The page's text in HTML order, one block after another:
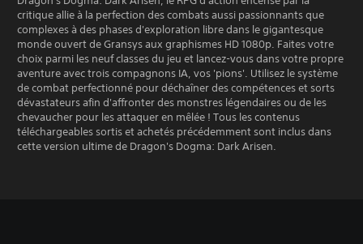
critique allie à la perfection des combats aussi passionnants que
complexes à des phases d'exploration libre dans le gigantesque
monde ouvert de Gransys aux graphismes HD 1080p. Faites votre
choix parmi les neuf classes du jeu et lancez-vous dans votre propre
aventure avec trois compagnons IA, vos 'pions'. Utilisez le système
de combat perfectionné pour déchaîner des compétences et sorts
dévastateurs afin d'affronter des monstres légendaires ou de les
chevaucher pour les attaquer en mêlée ! Tous les contenus
téléchargeables sortis et achetés précédemment sont inclus dans
cette version ultime de Dragon's Dogma: Dark Arisen.